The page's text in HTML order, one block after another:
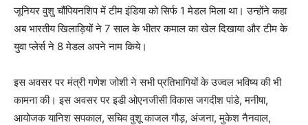
जूनियर वुशु चौंपियनशिप में टीम इंडिया को सिर्फ 1 मेडल मिला था। उन्होंने कहा
अब भारतीय खिलाड़ियों ने 7 साल के भीतर कमाल का खेल दिखाया और टीम के
युवा प्लेर्स ने 8 मेडल अपने नाम किये।
इस अवसर पर मंत्री गणेश जोशी ने सभी प्रतिभागियों के उज्वल भविष्य की भी
कामना की। इस अवसर पर इडी ओएनजीसी विकास जगदीश पांडे, मनीषा,
आयोजक यानिश सपकाल, सचिव वुशू काजल गौड़, अंजना, मुकेश नैनवाल,